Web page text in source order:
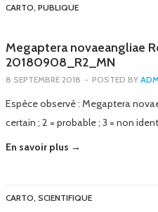
CARTO, PUBLIQUE
Megaptera novaeangliae
20180908_R2_MN
8 SEPTEMBRE 2018 - POSTED BY
Espèce observé : Megaptera
certain ; 2 = probable ; 3 = non
En savoir plus →
CARTO, SCIENTIFIQUE